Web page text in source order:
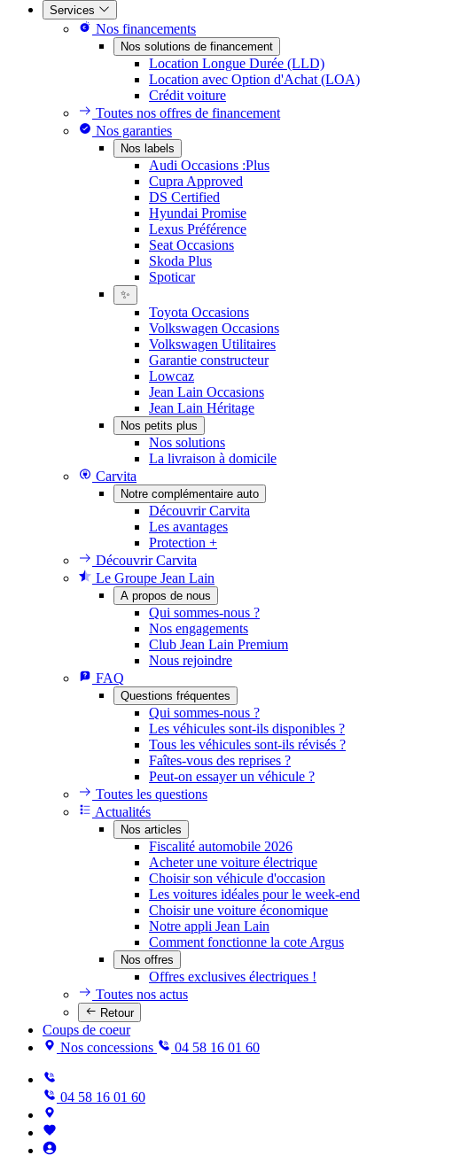
Services
Nos financements
Nos solutions de financement
Location Longue Durée (LLD)
Location avec Option d'Achat (LOA)
Crédit voiture
Toutes nos offres de financement
Nos garanties
Nos labels
Audi Occasions :Plus
Cupra Approved
DS Certified
Hyundai Promise
Lexus Préférence
Seat Occasions
Skoda Plus
Spoticar
✨
Toyota Occasions
Volkswagen Occasions
Volkswagen Utilitaires
Garantie constructeur
Lowcaz
Jean Lain Occasions
Jean Lain Héritage
Nos petits plus
Nos solutions
La livraison à domicile
Carvita
Notre complémentaire auto
Découvrir Carvita
Les avantages
Protection +
Découvrir Carvita
Le Groupe Jean Lain
A propos de nous
Qui sommes-nous ?
Nos engagements
Club Jean Lain Premium
Nous rejoindre
FAQ
Questions fréquentes
Qui sommes-nous ?
Les véhicules sont-ils disponibles ?
Tous les véhicules sont-ils révisés ?
Faîtes-vous des reprises ?
Peut-on essayer un véhicule ?
Toutes les questions
Actualités
Nos articles
Fiscalité automobile 2026
Acheter une voiture électrique
Choisir son véhicule d'occasion
Les voitures idéales pour le week-end
Choisir une voiture économique
Notre appli Jean Lain
Comment fonctionne la cote Argus
Nos offres
Offres exclusives électriques !
Toutes nos actus
Retour
Coups de coeur
Nos concessions
04 58 16 01 60
04 58 16 01 60